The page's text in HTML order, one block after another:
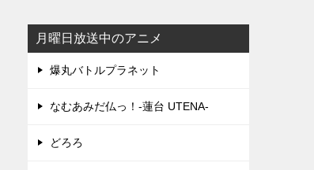
月曜日放送中のアニメ
爆丸バトルプラネット
なむあみだ仏っ！-蓮台 UTENA-
どろろ